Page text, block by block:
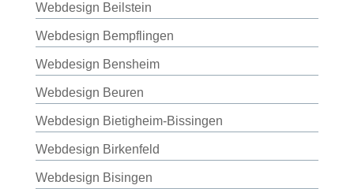
Webdesign Beilstein
Webdesign Bempflingen
Webdesign Bensheim
Webdesign Beuren
Webdesign Bietigheim-Bissingen
Webdesign Birkenfeld
Webdesign Bisingen